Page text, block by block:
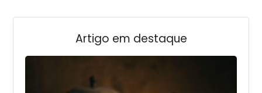
Artigo em destaque